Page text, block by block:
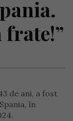
de ani, a fost
în